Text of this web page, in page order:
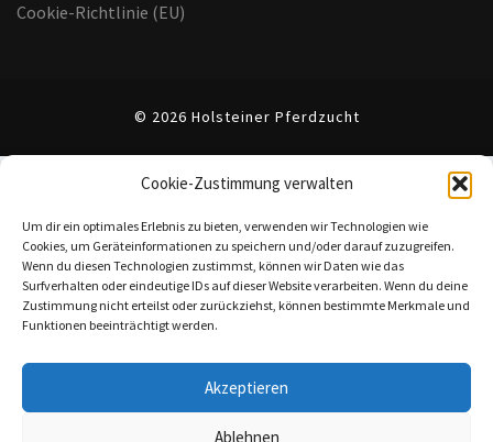
Cookie-Zustimmung verwalten
Um dir ein optimales Erlebnis zu bieten, verwenden wir Technologien wie
Cookies, um Geräteinformationen zu speichern und/oder darauf zuzugreifen.
Wenn du diesen Technologien zustimmst, können wir Daten wie das
Surfverhalten oder eindeutige IDs auf dieser Website verarbeiten. Wenn du deine
Zustimmung nicht erteilst oder zurückziehst, können bestimmte Merkmale und
Funktionen beeinträchtigt werden.
Akzeptieren
Ablehnen
Cookie-Richtlinie (EU)
© 2026 Holsteiner Pferdzucht